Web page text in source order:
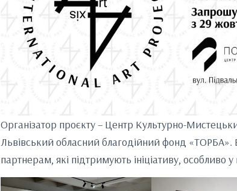
Організатор проєкту – Центр Культурно-
Львівський обласний благодійний фонд «ТОРБА».
партнерам, які підтримують ініціативу, особливо